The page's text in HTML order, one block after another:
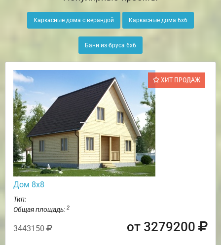
Каркасные дома с верандой Каркасные дома 6х6
Бани из бруса 6х6
ХИТ ПРОДАЖ
Дом 8х8
Тип:
Общая площадь: 2
3443150 от 3279200